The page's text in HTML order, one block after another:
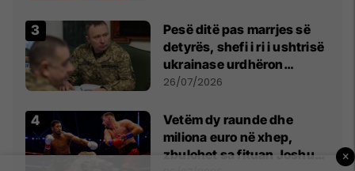
Pesë ditë pas marrjes së
detyrës, shefi i ri i ushtrisë
ukrainase urdhëron
kontroll të madh
26/07/2026
Vetëm dy raunde dhe
miliona euro në xhep,
zbulohet sa fituan Joshua
×